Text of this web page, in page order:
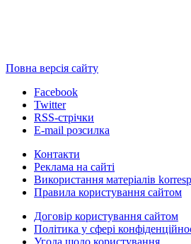
Повна версія сайту
Facebook
Twitter
RSS-стрічки
E-mail розсилка
Контакти
Реклама на сайті
Використання матеріалів
Правила користування сайтом
Договір користування сайтом
Політика у сфері
Угода щодо користування